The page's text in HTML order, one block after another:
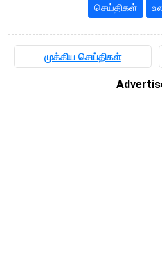
செய்திகள்
முக்கிய செய்திகள்